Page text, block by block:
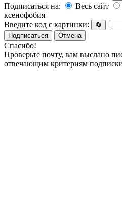
Подписаться на:
Весь сайт
ксенофобия
Введите код с картинки:
🔄
Подписаться
Отмена
Спасибо!
Проверьте почту, вам выслано
отвечающим критериям